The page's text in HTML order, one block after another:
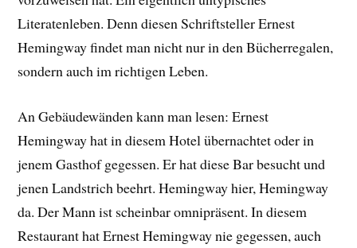
Literatenleben. Denn diesen Schriftsteller Ernest
Hemingway findet man nicht nur in den Bücherregalen,
sondern auch im richtigen Leben.
An Gebäudewänden kann man lesen: Ernest
Hemingway hat in diesem Hotel übernachtet oder in
jenem Gasthof gegessen. Er hat diese Bar besucht und
jenen Landstrich beehrt. Hemingway hier, Hemingway
da. Der Mann ist scheinbar omnipräsent. In diesem
Restaurant hat Ernest Hemingway nie gegessen, auch